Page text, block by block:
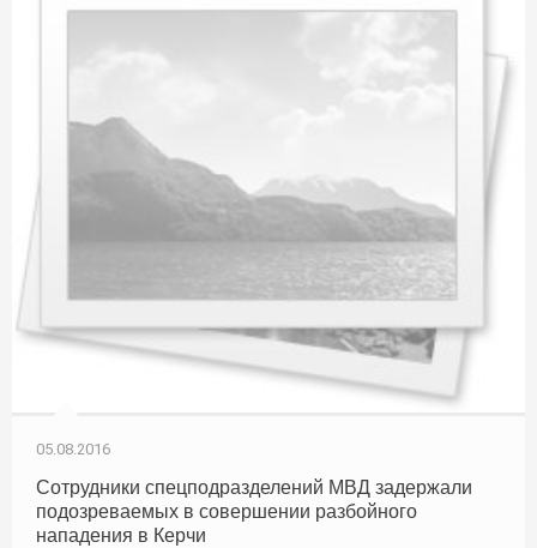
05.08.2016
Сотрудники спецподразделений МВД задержали
подозреваемых в совершении разбойного
нападения в Керчи